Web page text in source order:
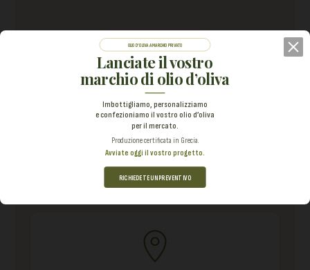
Dall’origine greca ai prodotti pronti per
OLIO D’OLIVA A MARCHIO PRIVATO
Lanciate il vostro
marchio di olio d’oliva
Imbottigliamo, personalizziamo
e confezioniamo il vostro olio d’oliva
per il mercato.
Produzione certificata in Grecia.
Avviate oggi il vostro progetto.
RICHIEDETE UN PREVENTIVO